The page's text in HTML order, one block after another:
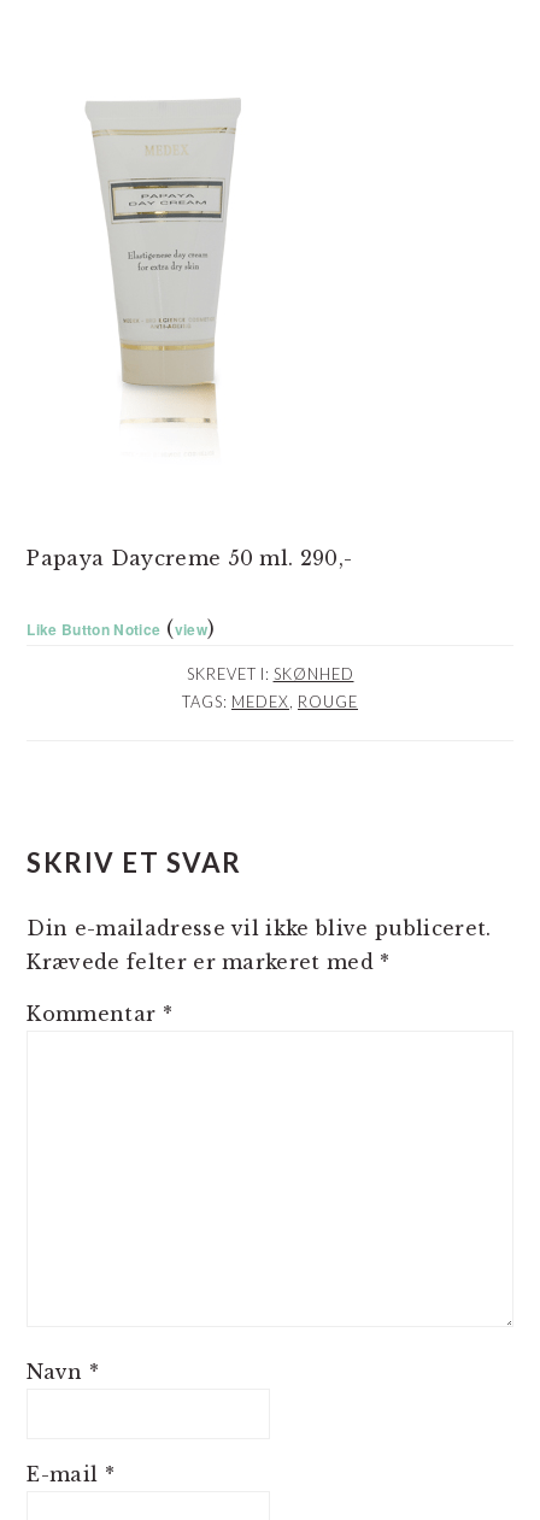
Papaya Daycreme 50 ml. 290,-
Like Button Notice (view)
SKREVET I: SKØNHED
TAGS: MEDEX ROUGE
SKRIV ET SVAR
Din e-mailadresse vil ikke blive publiceret.
Krævede felter er markeret med *
Kommentar *
Navn *
E-mail *